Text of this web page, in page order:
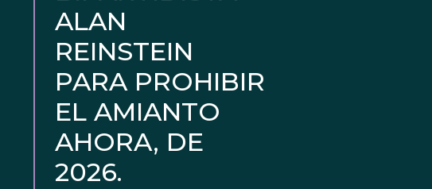
ALAN
REINSTEIN
PARA PROHIBIR
EL AMIANTO
AHORA, DE
2026.